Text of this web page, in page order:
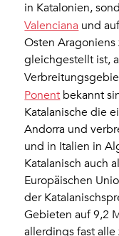
in Katalonien,
Valenciana und
Osten
gleichgestellt ist,
Ponent bekannt
Katalanische die
Andorra und
und in Italien in
Katalanisch auch
Europäischen
der
Gebieten auf 9,2
allerdings fast